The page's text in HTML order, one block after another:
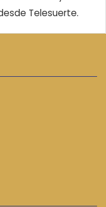
Telesuerte.